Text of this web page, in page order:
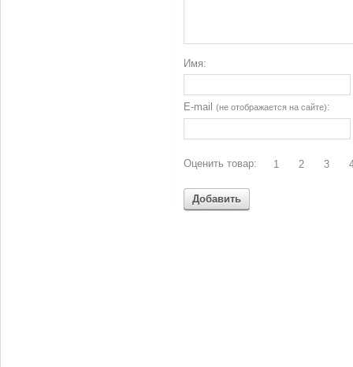
Имя:
E-mail (не отображается на сайте):
Оценить товар: 1 2 3
Добавить